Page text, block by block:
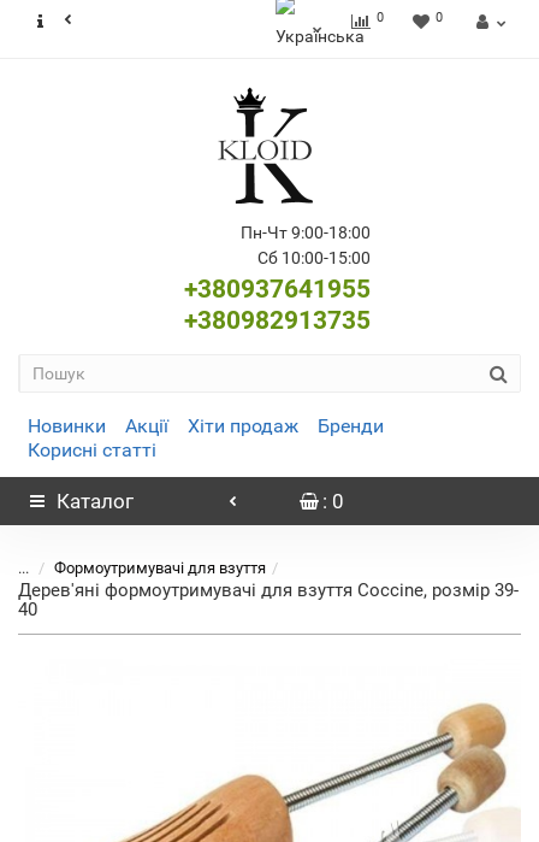
0 0
Пн-Чт 9:00-18:00
Сб 10:00-15:00
+380937641955
+380982913735
Новинки Акції Хіти продаж
Бренди
Корисні статті
Каталог : 0
... Формоутримувачі для взуття
Дерев'яні формоутримувачі для взуття Coccine, розмір 39-
40